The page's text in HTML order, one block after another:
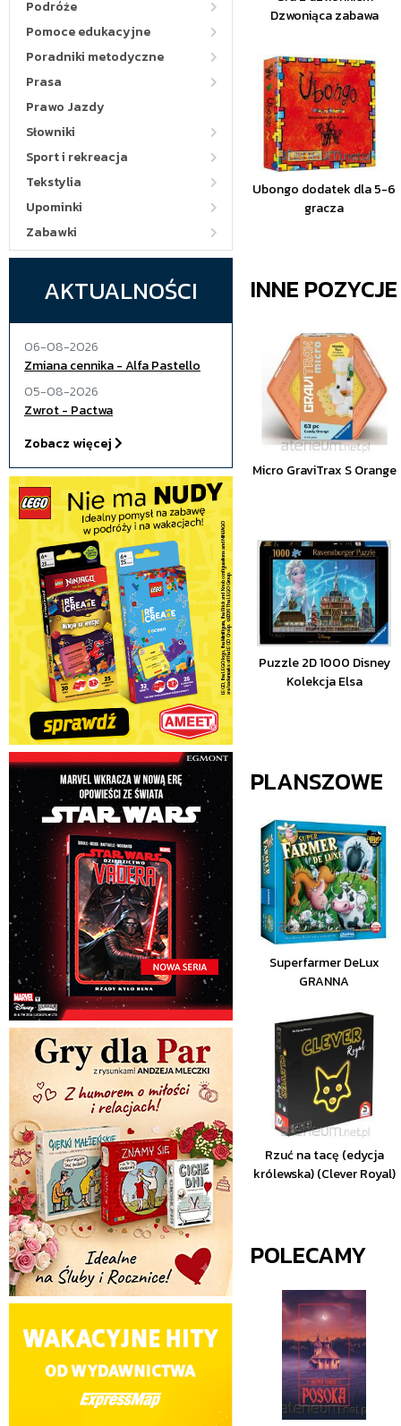
Podróże
Pomoce edukacyjne
Poradniki metodyczne
Prasa
Prawo Jazdy
Słowniki
Sport i rekreacja
Tekstylia
Upominki
Zabawki
AKTUALNOŚCI
06-08-2026
Zmiana cennika - Alfa Pastello
05-08-2026
Zwrot - Pactwa
Zobacz więcej
Dzwoniąca zabawa
Ubongo dodatek dla 5-6
gracza
INNE
Micro GraviTrax S Orange
Puzzle 2D 1000 Disney
Kolekcja Elsa
PLANSZOWE
Superfarmer DeLux
GRANNA
Rzuć na tacę (edycja
królewska) (Clever Royal)
POLECAMY